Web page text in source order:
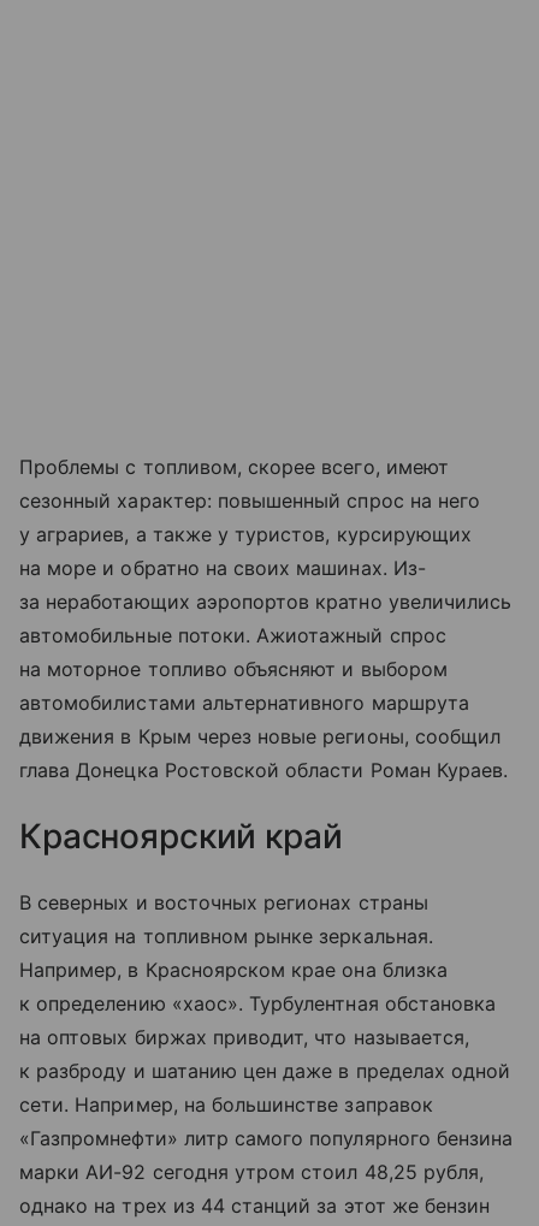
Проблемы с топливом, скорее всего, имеют
сезонный характер: повышенный спрос на него
у аграриев, а также у туристов, курсирующих
на море и обратно на своих машинах. Из-
за неработающих аэропортов кратно увеличились
автомобильные потоки. Ажиотажный спрос
на моторное топливо объясняют и выбором
автомобилистами альтернативного маршрута
движения в Крым через новые регионы, сообщил
глава Донецка Ростовской области Роман Кураев.
Красноярский край
В северных и восточных регионах страны
ситуация на топливном рынке зеркальная.
Например, в Красноярском крае она близка
к определению «хаос». Турбулентная обстановка
на оптовых биржах приводит, что называется,
к разброду и шатанию цен даже в пределах одной
сети. Например, на большинстве заправок
«Газпромнефти» литр самого популярного бензина
марки АИ-92 сегодня утром стоил 48,25 рубля,
однако на трех из 44 станций за этот же бензин